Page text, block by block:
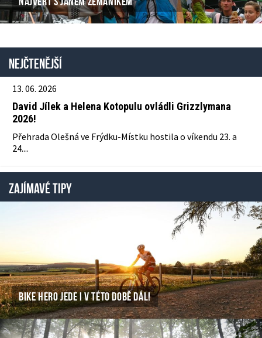
Nejčtenější
13. 06. 2026
David Jílek a Helena Kotopulu ovládli Grizzlymana
2026!
Přehrada Olešná ve Frýdku-Místku hostila o víkendu 23. a
24....
ZAJÍMAVÉ TIPY
BIKE HERO JEDE I V TÉTO DOBĚ DÁL!